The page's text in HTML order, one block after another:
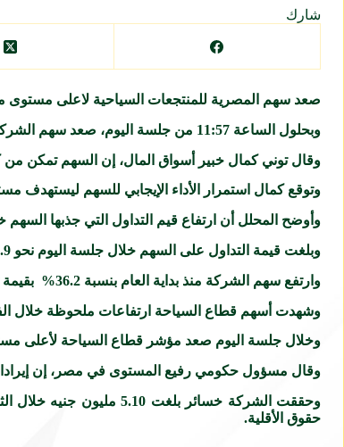
شارك
صعد سهم المصرية للمنتجعات السياحية لاعلى مستوى منذ أكثر من 3
وبحلول الساعة 11:57 من جلسة اليوم، صعد سهم الشركة بنسبة 5% عند سعر 1.47 جنيه.
وقال توني كمال خبير أسواق المال، إن السهم تمكن من كسر مستوى المقاومة
وتوقع كمال استمرار الأداء الإيجابي للسهم ليستهدف مستوى 2 جنيه بعد كسر مستوى المقاومة 1.45 جنيه:
وأوضح المحلل أن ارتفاع قيم التداول التي جذبها السهم خلال جلسة اليوم يدعم
وبلغت قيمة التداول على السهم خلال جلسة اليوم نحو 70.9 مليون جنيه ليتصدر تداولات البورصة المصرية، عبر 48.5 مليون سهم.
وارتفع سهم الشركة منذ بداية العام بنسبة 36.2% بقيمة تداول بلغت 3.12 مليار جنيه، عبر 2.6 مليار سهم.
وشهدت أسهم قطاع السياحة ارتفاعات ملحوظة خلال
وخلال جلسة اليوم صعد مؤشر قطاع السياحة لأعلى مستوى له منذ أكتوبر 2014، ليصعد بنسبة
وقال مسؤول حكومي رفيع المستوى في مصر، إن إيرادات السياحة قفزت 211.8% خلال
وحققت الشركة خسائر بلغت 5.10 مليون جنيه
خلال
حقوق الأقلية.